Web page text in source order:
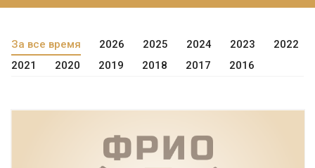
За все время 2026 2025 2024 2023
2022
2021
2020 2019 2018 2017 2016